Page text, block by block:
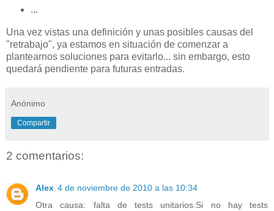
...
Una vez vistas una definición y unas posibles causas del
"retrabajo", ya estamos en situación de comenzar a
plantearnos soluciones para evitarlo... sin embargo, esto
quedará pendiente para futuras entradas.
Anónimo
Compartir
2 comentarios:
Alex 4 de noviembre de 2010 a las 10:34
Otra causa: falta de tests unitarios.Si no hay tests